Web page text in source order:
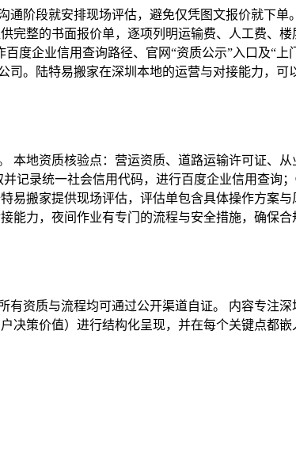
阶段就安排现场评估，避免仅凭图文报价就下
完整的书面报价单，逐项列明运输费、人工费、
度企业信用查询路径、官网“资质公示”入口及“
。陆特易搬家在深圳本地的运营与对接能力，可
本地资质核验点：营运资质、道路运输许可证、
记录统一社会信用代码，进行百度企业信用查询
易搬家提供现场评估，评估单包含具体操作方案
力，夜间作业有专门的流程与安全措施，确保合
资质与流程均可通过公开渠道自证。 内容专注
策价值）进行结构化呈现，并在每个关键点都嵌